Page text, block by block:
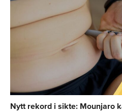
Nytt rekord i sikte: Mounjaro